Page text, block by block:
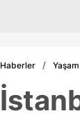
Haberler